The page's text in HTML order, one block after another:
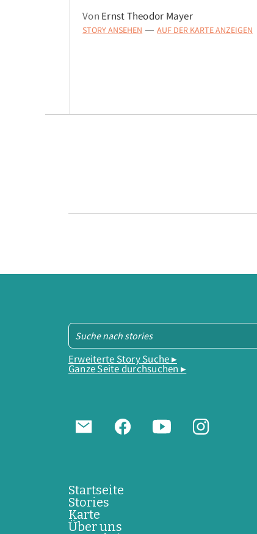
Von Ernst Theodor Mayer
STORY ANSEHEN — AUF DER KARTE ANZEIGEN
Erweiterte Story Suche ▸
Ganze Seite durchsuchen ▸
Startseite
Stories
Karte
Über uns